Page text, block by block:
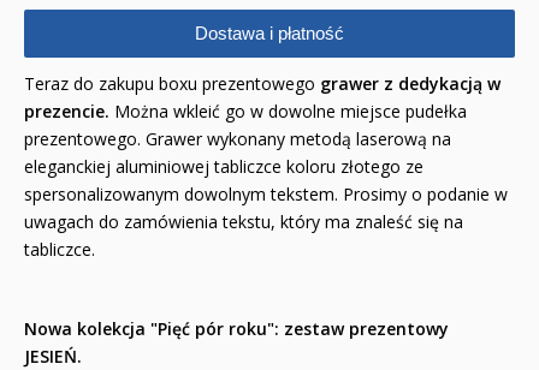
Dostawa i płatność
Teraz do zakupu boxu prezentowego grawer z dedykacją w
prezencie. Można wkleić go w dowolne miejsce pudełka
prezentowego. Grawer wykonany metodą laserową na
eleganckiej aluminiowej tabliczce koloru złotego ze
spersonalizowanym dowolnym tekstem. Prosimy o podanie w
uwagach do zamówienia tekstu, który ma znaleść się na
tabliczce.
Nowa kolekcja "Pięć pór roku": zestaw prezentowy
JESIEŃ.